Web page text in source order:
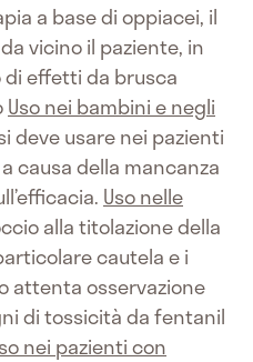
a base di oppiacei, il
vicino il paziente, in
effetti da brusca
Uso nei bambini e negli
deve usare nei pazienti
causa della mancanza
Uso nelle
alla titolazione della
cautela e i
attenta osservazione
di tossicità da fentanil
nei pazienti con